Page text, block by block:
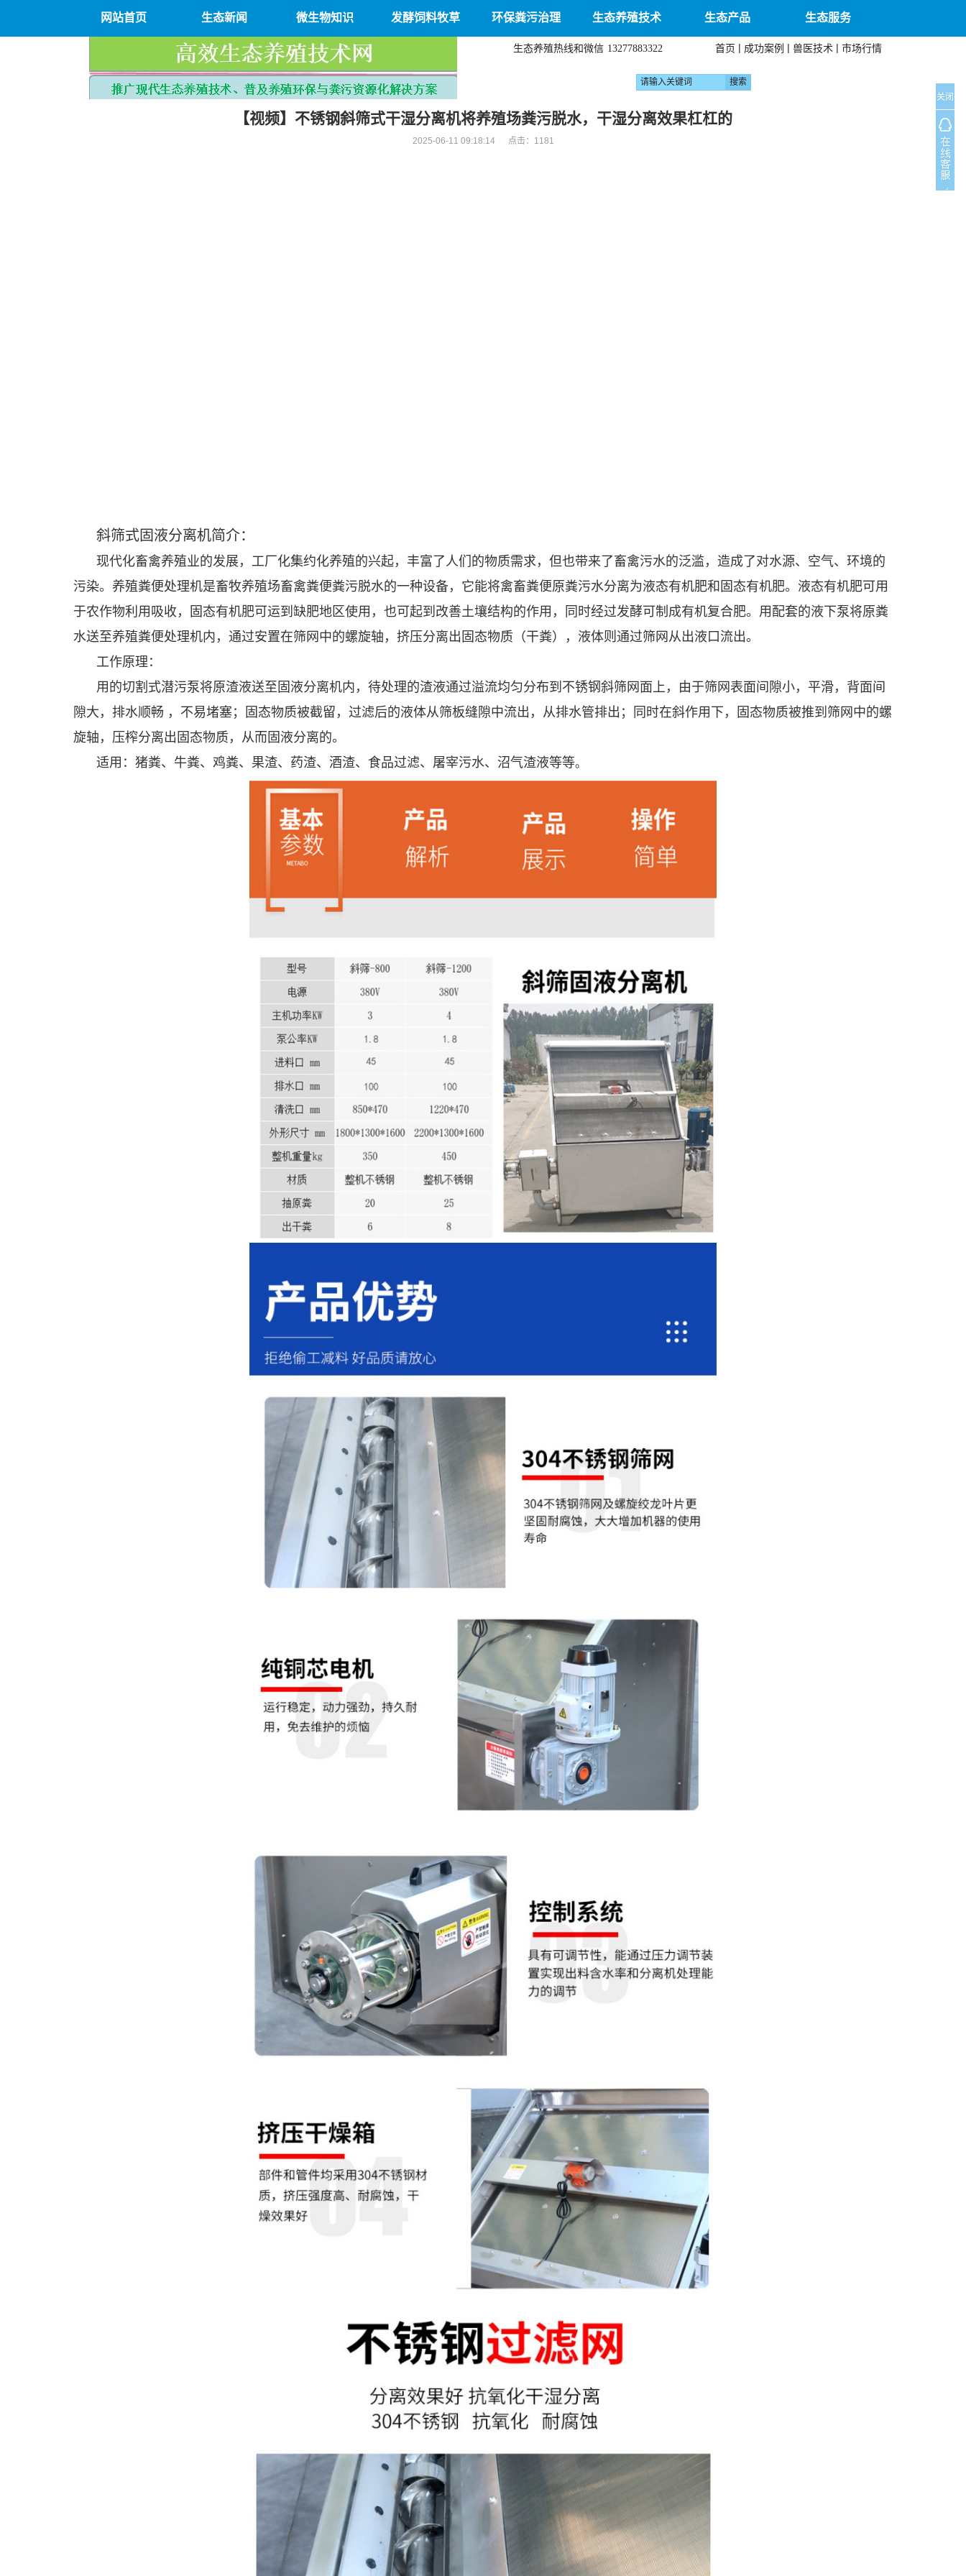
网站首页 生态新闻 微生物知识 发酵饲料牧草 环保粪污治理 生态养殖技术 生态产品 生态服务
首页 | 成功案例 | 兽医技术 | 市场行情
生态养殖热线和微信 13277883322
【视频】不锈钢斜筛式干湿分离机将养殖场粪污脱水，干湿分离效果杠杠的
2025-06-11 09:18:14 点击： 1181
斜筛式固液分离机简介：
现代化畜禽养殖业的发展，工厂化集约化养殖的兴起，丰富了人们的物质需求，但也带来了畜禽污水的泛滥，造成了对水源、空气、环境的
污染。养殖粪便处理机是畜牧养殖场畜禽粪便粪污脱水的一种设备，它能将禽畜粪便原粪污水分离为液态有机肥和固态有机肥。液态有机肥可用
于农作物利用吸收，固态有机肥可运到缺肥地区使用，也可起到改善土壤结构的作用，同时经过发酵可制成有机复合肥。用配套的液下泵将原粪
水送至养殖粪便处理机内，通过安置在筛网中的螺旋轴，挤压分离出固态物质（干粪），液体则通过筛网从出液口流出。
工作原理：
用的切割式潜污泵将原渣液送至固液分离机内，待处理的渣液通过溢流均匀分布到不锈钢斜筛网面上，由于筛网表面间隙小，平滑，背面间
隙大，排水顺畅 ，不易堵塞；固态物质被截留，过滤后的液体从筛板缝隙中流出，从排水管排出；同时在斜作用下，固态物质被推到筛网中的螺
旋轴，压榨分离出固态物质，从而固液分离的。
适用：猪粪、牛粪、鸡粪、果渣、药渣、酒渣、食品过滤、屠宰污水、沼气渣液等等。
关闭